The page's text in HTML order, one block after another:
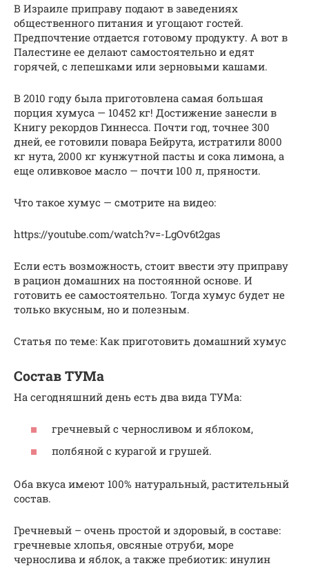
В Израиле приправу подают в заведениях
общественного питания и угощают гостей.
Предпочтение отдается готовому продукту. А вот в
Палестине ее делают самостоятельно и едят
горячей, с лепешками или зерновыми кашами.
В 2010 году была приготовлена самая большая
порция хумуса — 10452 кг! Достижение занесли в
Книгу рекордов Гиннесса. Почти год, точнее 300
дней, ее готовили повара Бейрута, истратили 8000
кг нута, 2000 кг кунжутной пасты и сока лимона, а
еще оливковое масло — почти 100 л, пряности.
Что такое хумус — смотрите на видео:
https://youtube.com/watch?v=-LgOv6t2gas
Если есть возможность, стоит ввести эту приправу
в рацион домашних на постоянной основе. И
готовить ее самостоятельно. Тогда хумус будет не
только вкусным, но и полезным.
Статья по теме: Как приготовить домашний хумус
Состав ТУМа
На сегодняшний день есть два вида ТУМа:
гречневый с черносливом и яблоком,
полбяной с курагой и грушей.
Оба вкуса имеют 100% натуральный, растительный
состав.
Гречневый – очень простой и здоровый, в составе:
гречневые хлопья, овсяные отруби, море
чернослива и яблок, а также пребиотик: инулин